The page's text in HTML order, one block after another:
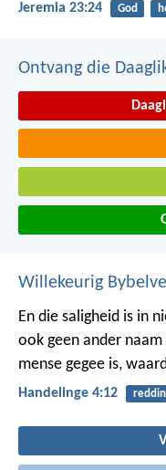
Jeremia 23:24 God
Ontvang die
Willekeurig
En die saligheid is in
ook geen ander
mense gegee is,
Handelinge 4:12